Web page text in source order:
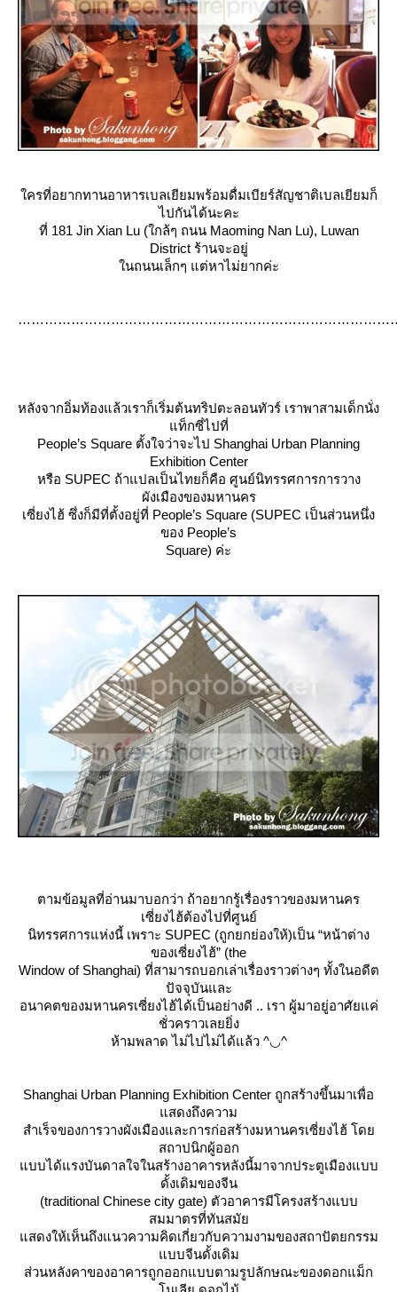
ครที่อยากทานอาหารเบลเยียมพร้อมดื่มเบียร์สัญชาติเบลเยียมก็
ไปกันได้นะคะ
ที่ 181 Jin Xian Lu (ใกล้ๆ ถนน Maoming Nan Lu), Luwan
District ร้านจะอยู่
นถนนเล็กๆ แต่หาไม่ยากค่ะ
หลังจากอิ่มท้องแล้วเราก็เริ่มต้นทริปตะลอนทัวร์ เราพาสามเด็กนั่ง
ท็กซี่ไปที่
People’s Square ตั้งใจว่าจะไป Shanghai Urban Planning
Exhibition Center
หรือ SUPEC ถ้าแปลเป็นไทยก็คือ ศูนย์นิทรรศการการวาง
ผังเมืองของมหานคร
เซี่ยงไฮ้ ซึ่งก็มีที่ตั้งอยู่ที่ People’s Square (SUPEC เป็นส่วนหนึ่ง
ของ People’s
Square) ค่ะ
ตามข้อมูลที่อ่านมาบอกว่า ถ้าอยากรู้เรื่องราวของมหานคร
เซี่ยงไฮ้ต้องไปที่ศูนย์
นิทรรศการแห่งนี้ เพราะ SUPEC (ถูกยกย่องให้)เป็น “หน้าต่าง
ของเซี่ยงไฮ้” (the
Window of Shanghai) ที่สามารถบอกเล่าเรื่องราวต่างๆ ทั้งในอดีต
ปัจจุบันและ
อนาคตของมหานครเซี่ยงไฮ้ได้เป็นอย่างดี .. เรา ผู้มาอยู่อาศัยแค่
ชั่วคราวเลยยิ่ง
ห้ามพลาด ไม่ไปไม่ได้แล้ว ^◡^
Shanghai Urban Planning Exhibition Center ถูกสร้างขึ้นมาเพื่อ
สดงถึงความ
สำเร็จของการวางผังเมืองและการก่อสร้างมหานครเซี่ยงไฮ้ โด
สถาปนิกผู้ออก
บบได้แรงบันดาลใจในสร้างอาคารหลังนี้มาจากประตูเมืองแบบ
ดั้งเดิมของจีน
(traditional Chinese city gate) ตัวอาคารมีโครงสร้างแบบ
สมมาตรที่ทันสมั
สดงให้เห็นถึงแนวความคิดเกี่ยวกับความงามของสถาปัตยกรรม
บบจีนดั้งเดิม
ส่วนหลังคาของอาคารถูกออกแบบตามรูปลักษณะของดอกแม็ก